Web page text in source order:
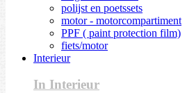
polijst en poetssets
motor - motorcompartiment
PPF ( paint protection film)
fiets/motor
Interieur
In Interieur